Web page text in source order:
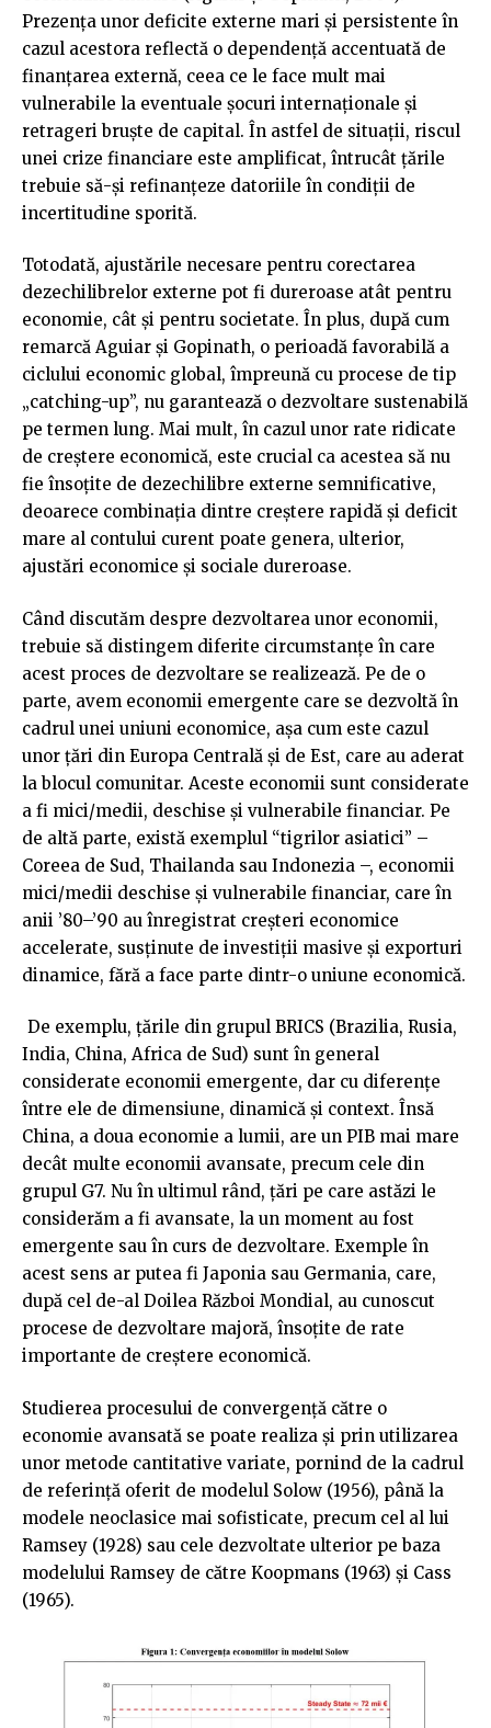
Prezența unor deficite externe mari și persistente în
cazul acestora reflectă o dependență accentuată de
finanțarea externă, ceea ce le face mult mai
vulnerabile la eventuale șocuri internaționale și
retrageri bruște de capital. În astfel de situații, riscul
unei crize financiare este amplificat, întrucât țările
trebuie să-și refinanțeze datoriile în condiții de
incertitudine sporită.
Totodată, ajustările necesare pentru corectarea
dezechilibrelor externe pot fi dureroase atât pentru
economie, cât și pentru societate. În plus, după cum
remarcă Aguiar și Gopinath, o perioadă favorabilă a
ciclului economic global, împreună cu procese de tip
„catching-up”, nu garantează o dezvoltare sustenabilă
pe termen lung. Mai mult, în cazul unor rate ridicate
de creștere economică, este crucial ca acestea să nu
fie însoțite de dezechilibre externe semnificative,
deoarece combinația dintre creștere rapidă și deficit
mare al contului curent poate genera, ulterior,
ajustări economice și sociale dureroase.
Când discutăm despre dezvoltarea unor economii,
trebuie să distingem diferite circumstanțe în care
acest proces de dezvoltare se realizează. Pe de o
parte, avem economii emergente care se dezvoltă în
cadrul unei uniuni economice, așa cum este cazul
unor țări din Europa Centrală și de Est, care au aderat
la blocul comunitar. Aceste economii sunt considerate
a fi mici/medii, deschise și vulnerabile financiar. Pe
de altă parte, există exemplul “tigrilor asiatici” –
Coreea de Sud, Thailanda sau Indonezia –, economii
mici/medii deschise și vulnerabile financiar, care în
anii ’80–’90 au înregistrat creșteri economice
accelerate, susținute de investiții masive și exporturi
dinamice, fără a face parte dintr-o uniune economică.
De exemplu, țările din grupul BRICS (Brazilia, Rusia,
India, China, Africa de Sud) sunt în general
considerate economii emergente, dar cu diferențe
între ele de dimensiune, dinamică și context. Însă
China, a doua economie a lumii, are un PIB mai mare
decât multe economii avansate, precum cele din
grupul G7. Nu în ultimul rând, țări pe care astăzi le
considerăm a fi avansate, la un moment au fost
emergente sau în curs de dezvoltare. Exemple în
acest sens ar putea fi Japonia sau Germania, care,
după cel de-al Doilea Război Mondial, au cunoscut
procese de dezvoltare majoră, însoțite de rate
importante de creștere economică.
Studierea procesului de convergență către o
economie avansată se poate realiza și prin utilizarea
unor metode cantitative variate, pornind de la cadrul
de referință oferit de modelul Solow (1956), până la
modele neoclasice mai sofisticate, precum cel al lui
Ramsey (1928) sau cele dezvoltate ulterior pe baza
modelului Ramsey de către Koopmans (1963) și Cass
(1965).